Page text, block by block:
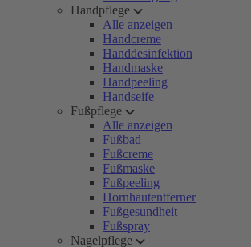
Handpflege
Alle anzeigen
Handcreme
Handdesinfektion
Handmaske
Handpeeling
Handseife
Fußpflege
Alle anzeigen
Fußbad
Fußcreme
Fußmaske
Fußpeeling
Hornhautentferner
Fußgesundheit
Fußspray
Nagelpflege